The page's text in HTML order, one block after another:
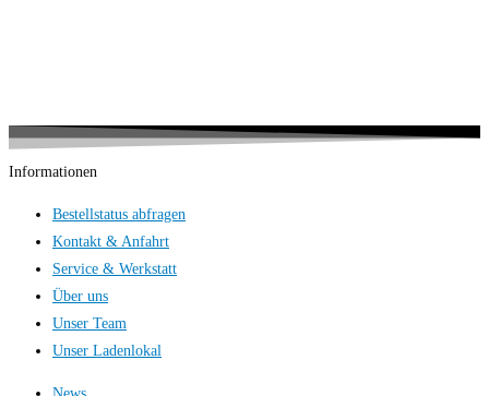
Informationen
Bestellstatus abfragen
Kontakt & Anfahrt
Service & Werkstatt
Über uns
Unser Team
Unser Ladenlokal